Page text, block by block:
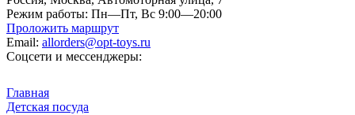
Режим работы: Пн—Пт, Вс 9:00—20:00
Проложить маршрут
Email: allorders@opt-toys.ru
Соцсети и мессенджеры:
Главная
Детская посуда